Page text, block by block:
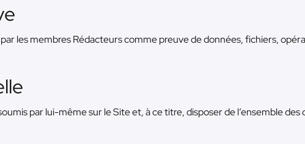
les membres Rédacteurs comme preuve de données, fichiers,
par lui-même sur le Site et, à ce titre, disposer de l’ensemble des